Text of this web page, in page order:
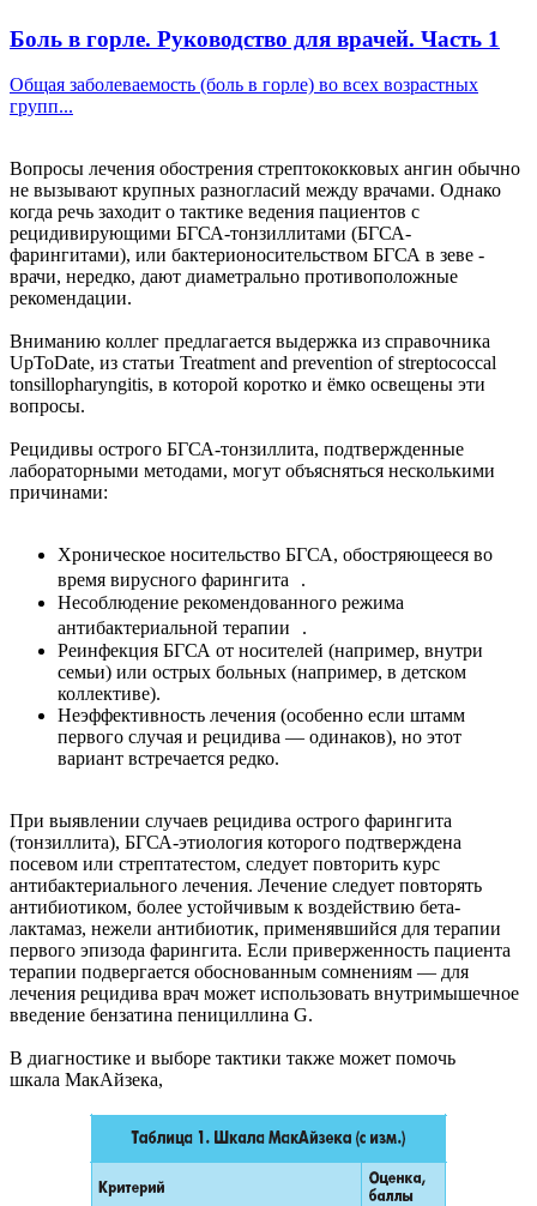
Боль в горле. Руководство для врачей. Часть 1
Общая заболеваемость (боль в горле) во всех возрастных
групп...
Вопросы лечения обострения стрептококковых ангин обычно
не вызывают крупных разногласий между врачами. Однако
когда речь заходит о тактике ведения пациентов с
рецидивирующими БГСА-тонзиллитами (БГСА-
фарингитами), или бактерионосительством БГСА в зеве -
врачи, нередко, дают диаметрально противоположные
рекомендации.
Вниманию коллег предлагается выдержка из справочника
UpToDate, из статьи Treatment and prevention of streptococcal
tonsillopharyngitis, в которой коротко и ёмко освещены эти
вопросы.
Рецидивы острого БГСА-тонзиллита, подтвержденные
лабораторными методами, могут объясняться несколькими
причинами:
Хроническое носительство БГСА, обостряющееся во
время вирусного фарингита .
Несоблюдение рекомендованного режима
антибактериальной терапии .
Реинфекция БГСА от носителей (например, внутри
семьи) или острых больных (например, в детском
коллективе).
Неэффективность лечения (особенно если штамм
первого случая и рецидива — одинаков), но этот
вариант встречается редко.
При выявлении случаев рецидива острого фарингита
(тонзиллита), БГСА-этиология которого подтверждена
посевом или стрептатестом, следует повторить курс
антибактериального лечения. Лечение следует повторять
антибиотиком, более устойчивым к воздействию бета-
лактамаз, нежели антибиотик, применявшийся для терапии
первого эпизода фарингита. Если приверженность пациента
терапии подвергается обоснованным сомнениям — для
лечения рецидива врач может использовать внутримышечное
введение бензатина пенициллина G.
В диагностике и выборе тактики также может помочь
шкала МакАйзека,